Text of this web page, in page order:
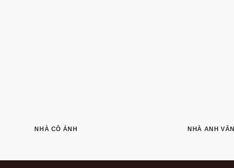
NHÀ CÔ ÁNH NHÀ ANH VĂN